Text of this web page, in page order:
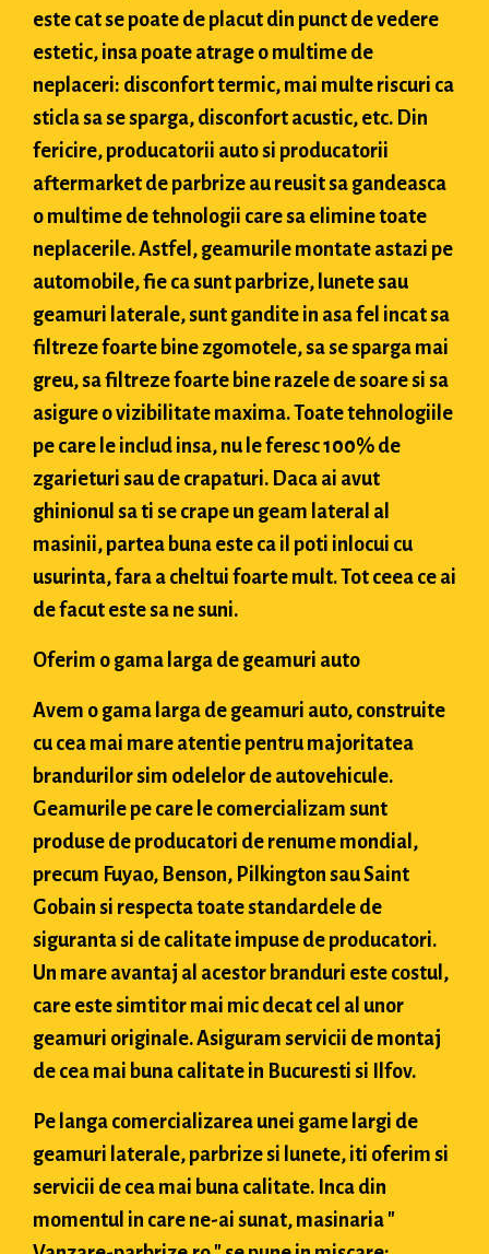
este cat se poate de placut din punct de vedere
estetic, insa poate atrage o multime de
neplaceri: disconfort termic, mai multe riscuri ca
sticla sa se sparga, disconfort acustic, etc. Din
fericire, producatorii auto si producatorii
aftermarket de parbrize au reusit sa gandeasca
o multime de tehnologii care sa elimine toate
neplacerile. Astfel, geamurile montate astazi pe
automobile, fie ca sunt parbrize, lunete sau
geamuri laterale, sunt gandite in asa fel incat sa
filtreze foarte bine zgomotele, sa se sparga mai
greu, sa filtreze foarte bine razele de soare si sa
asigure o vizibilitate maxima. Toate tehnologiile
pe care le includ insa, nu le feresc 100% de
zgarieturi sau de crapaturi. Daca ai avut
ghinionul sa ti se crape un geam lateral al
masinii, partea buna este ca il poti inlocui cu
usurinta, fara a cheltui foarte mult. Tot ceea ce ai
de facut este sa ne suni.
Oferim o gama larga de geamuri auto
Avem o gama larga de geamuri auto, construite
cu cea mai mare atentie pentru majoritatea
brandurilor sim odelelor de autovehicule.
Geamurile pe care le comercializam sunt
produse de producatori de renume mondial,
precum Fuyao, Benson, Pilkington sau Saint
Gobain si respecta toate standardele de
siguranta si de calitate impuse de producatori.
Un mare avantaj al acestor branduri este costul,
care este simtitor mai mic decat cel al unor
geamuri originale. Asiguram servicii de montaj
de cea mai buna calitate in Bucuresti si Ilfov.
Pe langa comercializarea unei game largi de
geamuri laterale, parbrize si lunete, iti oferim si
servicii de cea mai buna calitate. Inca din
momentul in care ne-ai sunat, masinaria "